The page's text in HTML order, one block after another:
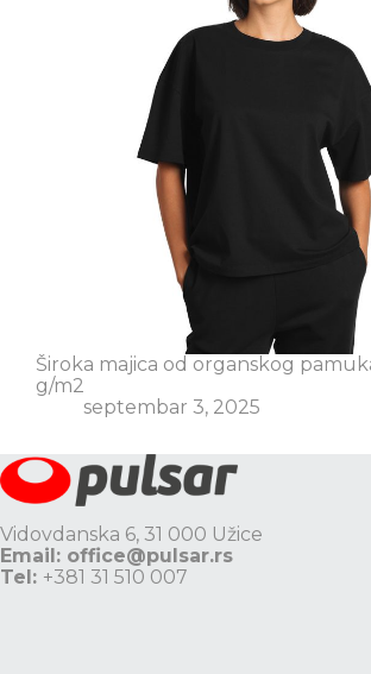
Široka majica od organskog
g/m2
septembar 3, 2025
Vidovdanska 6, 31 000 Užice
Email: office@pulsar.rs
Tel: +381 31 510 007